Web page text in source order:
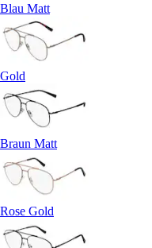
Blau Matt
Gold
Braun Matt
Rose Gold